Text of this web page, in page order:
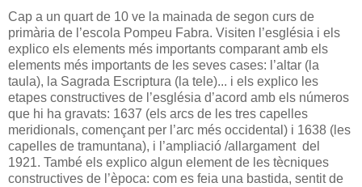
Cap a un quart de 10 ve la mainada de segon curs de
primària de l’escola Pompeu Fabra. Visiten l’església i els
explico els elements més importants comparant amb els
elements més importants de les seves cases: l’altar (la
taula), la Sagrada Escriptura (la tele)... i els explico les
etapes constructives de l’església d’acord amb els números
que hi ha gravats: 1637 (els arcs de les tres capelles
meridionals, començant per l’arc més occidental) i 1638 (les
capelles de tramuntana), i l’ampliació /allargament del
1921. També els explico algun element de les tècniques
constructives de l’època: com es feia una bastida, sentit de